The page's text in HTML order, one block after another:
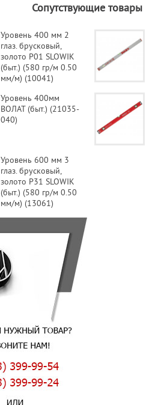
Сопутствующие товары
Уровень 400 мм 2
глаз. брусковый,
золото P01 SLOWIK
(быт.) (580 гр/м 0.50
мм/м) (10041)
Уровень 400мм
ВОЛАТ (быт.) (21035-
040)
Уровень 600 мм 3
глаз. брусковый,
золото P31 SLOWIK
(быт.) (580 гр/м 0.50
мм/м) (13061)